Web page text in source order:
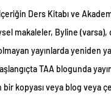
Ders Kitabı ve
makaleler, Byline
yayınlarda yeniden
TAA blogunda
bir kopyası veya blog veya